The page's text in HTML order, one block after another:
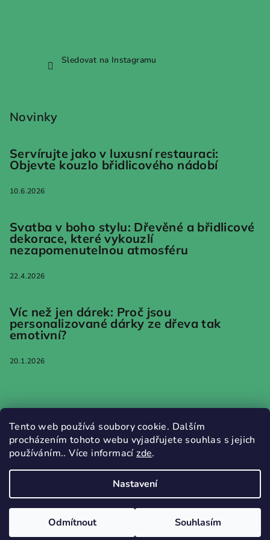
Tento web používá soubory cookie. Dalším
procházením tohoto webu vyjadřujete souhlas s jejich
používáním.. Více informacízde.
Nastavení
Odmítnout Souhlasím
Sledovat na Instagramu
Novinky
Servírujte jako v luxusní restauraci:
Objevte kouzlo břidlicového nádobí
10.6.2026
Svatba v boho stylu: Dřevěné a břidlicové
dekorace, které vykouzlí
nezapomenutelnou atmosféru
22.4.2026
Víc než jen dárek: Proč jsou
personalizované dárky ze dřeva tak
emotivní?
20.1.2026
Jak nakupovat
Obchodní podmínky
Podmínky ochrany osobních údajů
WOODWALK
Vytvořil Shoptet